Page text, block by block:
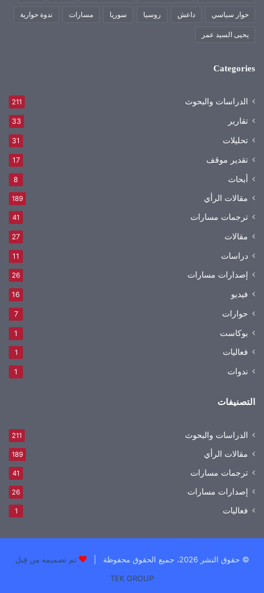
حوار سياسي داعش روسيا سوريا مسارات ندوة حوارية
يحيى السيد عمر
Categories
الدراسات والبحوث 211
تقارير 33
تحليلات 31
تقدير موقف 17
أبحاث 8
مقالات الرأي 189
ترجمات مسارات 41
مقالات 27
دراسات 11
إصدارات مسارات 26
فيديو 16
حوارات 7
بوكاست 1
فعاليات 1
ندوات 1
التصنيفات
الدراسات والبحوث 211
مقالات الرأي 189
ترجمات مسارات 41
إصدارات مسارات 26
فعاليات 1
© حقوق النشر 2026، جميع الحقوق محفوظة |
تم تصميمه من قِبل
TEK GROUP